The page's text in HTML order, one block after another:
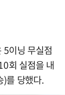
이닝 무실점
회 실점을 내
를 당했다.